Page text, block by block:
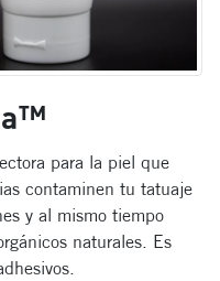
para la piel que
contaminen tu tatuaje
y al mismo tiempo
naturales. Es